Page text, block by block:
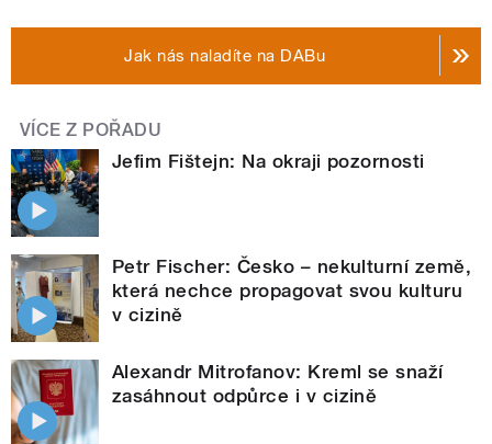
Jak nás naladíte na DABu
VÍCE Z POŘADU
Jefim Fištejn: Na okraji pozornosti
Petr Fischer: Česko – nekulturní země,
která nechce propagovat svou kulturu
v cizině
Alexandr Mitrofanov: Kreml se snaží
zasáhnout odpůrce i v cizině